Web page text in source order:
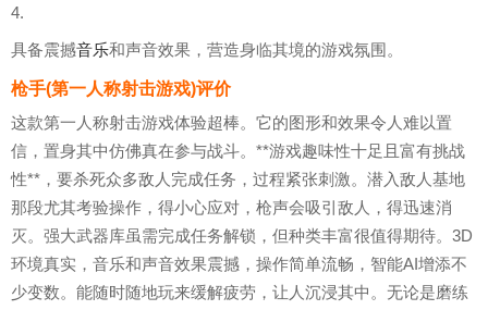
4.
具备震撼音乐和声音效果，营造身临其境的游戏氛围。
枪手(第一人称射击游戏)评价
这款第一人称射击游戏体验超棒。它的图形和效果令人难以置
信，置身其中仿佛真在参与战斗。**游戏趣味性十足且富有挑战
性**，要杀死众多敌人完成任务，过程紧张刺激。潜入敌人基地
那段尤其考验操作，得小心应对，枪声会吸引敌人，得迅速消
灭。强大武器库虽需完成任务解锁，但种类丰富很值得期待。3D
环境真实，音乐和声音效果震撼，操作简单流畅，智能AI增添不
少变数。能随时随地玩来缓解疲劳，让人沉浸其中。无论是磨练